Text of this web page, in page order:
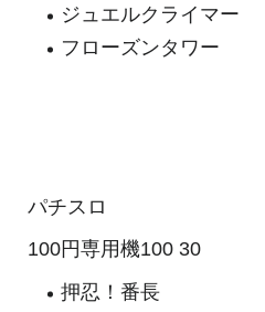
ジュエルクライマー
フローズンタワー
パチスロ
100円専用機100 30
押忍！番長